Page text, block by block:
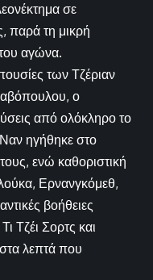
σε
παρά τη μικρή
αγώνα.
των Τζέριαν
ο
από ολόκληρο το
ηγήθηκε στο
ενώ καθοριστική
Ερνανγκόμεθ,
βοήθειες
Τζέι Σορτς και
λεπτά που